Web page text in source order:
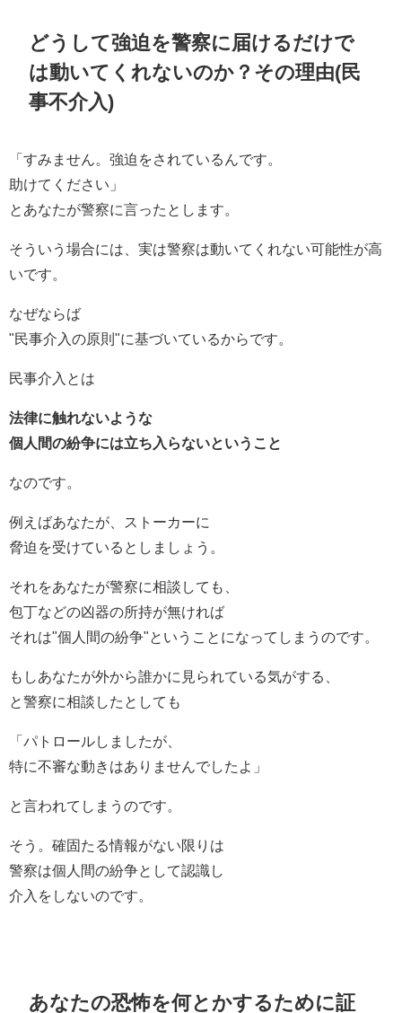
どうして強迫を警察に届けるだけで
は動いてくれないのか？その理由(民
事不介入)
「すみません。強迫をされているんです。
助けてください」
とあなたが警察に言ったとします。
そういう場合には、実は警察は動いてくれない可能性が高
いです。
なぜならば
"民事介入の原則"に基づいているからです。
民事介入とは
法律に触れないような
個人間の紛争には立ち入らないということ
なのです。
例えばあなたが、ストーカーに
脅迫を受けているとしましょう。
それをあなたが警察に相談しても、
包丁などの凶器の所持が無ければ
それは"個人間の紛争"ということになってしまうのです。
もしあなたが外から誰かに見られている気がする、
と警察に相談したとしても
「パトロールしましたが、
特に不審な動きはありませんでしたよ」
と言われてしまうのです。
そう。確固たる情報がない限りは
警察は個人間の紛争として認識し
介入をしないのです。
あなたの恐怖を何とかするために証